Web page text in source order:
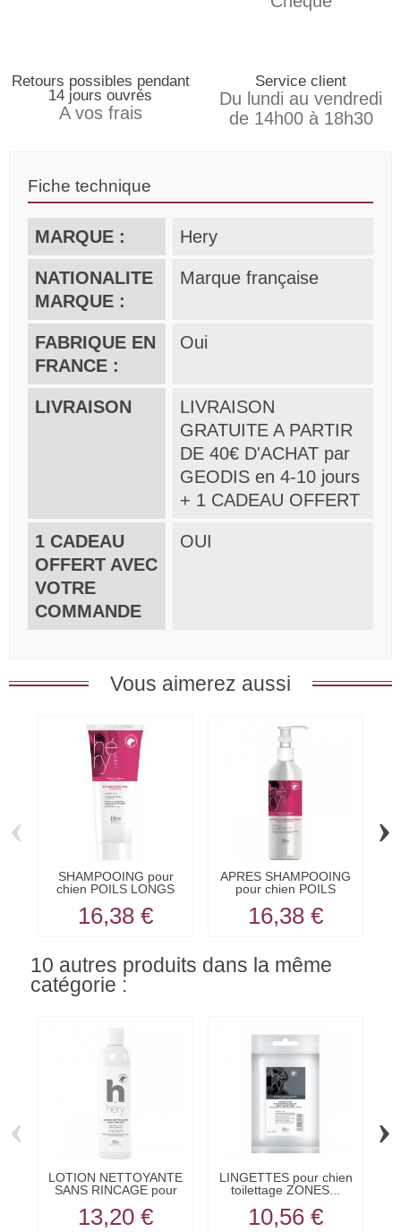
Retours possibles pendant
14 jours ouvrés
A vos frais
Service client
Du lundi au vendredi
de 14h00 à 18h30
Fiche technique
MARQUE : Hery
NATIONALITE
MARQUE :
Marque française
FABRIQUE EN
FRANCE :
Oui
LIVRAISON
LIVRAISON
GRATUITE A PARTIR
DE 40€ D'ACHAT par
GEODIS en 4-10 jours
+ 1 CADEAU OFFERT
1 CADEAU
OFFERT AVEC
VOTRE
COMMANDE
OUI
Vous aimerez aussi
SHAMPOOING pour
chien POILS LONGS
16,38 €
APRES SHAMPOOING
pour chien POILS
16,38 €
‹ ›
10 autres produits dans la même
catégorie :
LOTION NETTOYANTE
SANS RINCAGE pour
13,20 €
LINGETTES pour chien
toilettage ZONES...
10,56 €
‹ ›